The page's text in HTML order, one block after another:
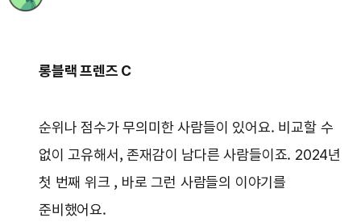
롱블랙 프렌즈 C
순위나 점수가 무의미한 사람들이 있어요. 비교할 수
없이 고유해서, 존재감이 남다른 사람들이죠. 2024년
첫 번째 위크 , 바로 그런 사람들의 이야기를
준비했어요.